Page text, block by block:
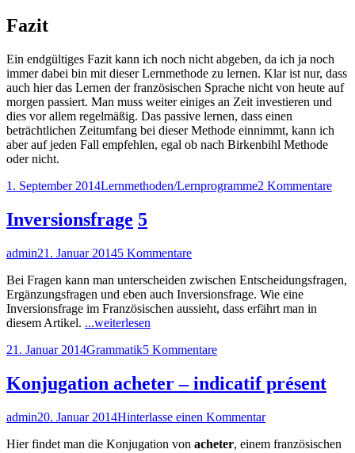
Fazit
Ein endgültiges Fazit kann ich noch nicht abgeben, da ich ja noch
immer dabei bin mit dieser Lernmethode zu lernen. Klar ist nur, dass
auch hier das Lernen der französischen Sprache nicht von heute auf
morgen passiert. Man muss weiter einiges an Zeit investieren und
dies vor allem regelmäßig. Das passive lernen, dass einen
beträchtlichen Zeitumfang bei dieser Methode einnimmt, kann ich
aber auf jeden Fall empfehlen, egal ob nach Birkenbihl Methode
oder nicht.
Veröffentlicht
1. September 2014Kategorien
Lernmethoden/Lernprogramme2 Kommentarezu
Inversionsfrage 5
Autor
adminVeröffentlicht
21. Januar 20145 Kommentarezu
Bei Fragen kann man unterscheiden zwischen Entscheidungsfragen,
Ergänzungsfragen und eben auch Inversionsfrage. Wie eine
Inversionsfrage im Französischen aussieht, dass erfährt man in
diesem Artikel. ...weiterlesen
Veröffentlicht
21. Januar 2014Kategorien
Grammatik5 Kommentarezu
Konjugation acheter – indicatif présent
Autor
adminVeröffentlicht
20. Januar 2014Hinterlasse einen Kommentarzu
acheter
Hier findet man die Konjugation von acheter, einem französischen